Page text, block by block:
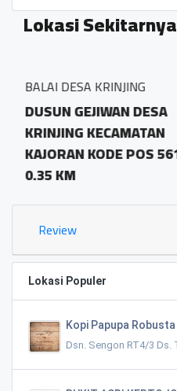
Lokasi Sekitarnya
56163
Review
Lokasi Populer
Kopi Papupa Robusta
Dsn. Sengon RT4/3 Ds.